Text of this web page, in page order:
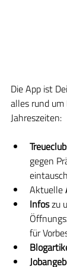
Die App ist
alles rund
Jahreszeiten:
Treueclub
gegen
Aktuelle
Infos zu
für